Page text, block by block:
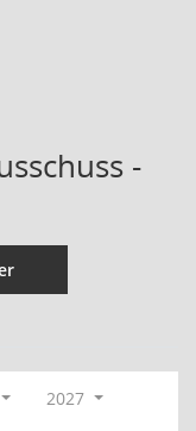
-
2027